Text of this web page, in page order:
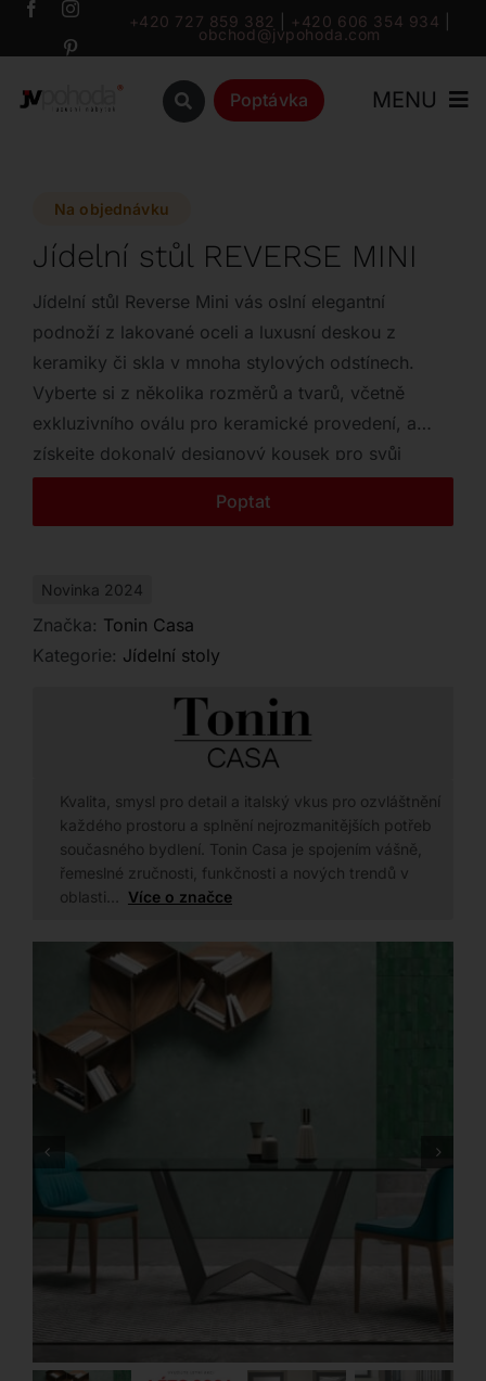
Přeskočit
+420 727 859 382 +420 606 354 934
obchod@jvpohoda.com
Poptávka MENU
Katalog
Značky
Outlet
Kontakt
Na objednávku
Jídelní stůl REVERSE MINI
Jídelní stůl Reverse Mini vás oslní elegantní
podnoží z lakované oceli a luxusní deskou z
keramiky či skla v mnoha stylových odstínech.
Vyberte si z několika rozměrů a tvarů, včetně
exkluzivního oválu pro keramické provedení, a
získejte dokonalý designový kousek pro svůj
interiér.
Poptat
Novinka 2024
Značka: Tonin Casa
Kategorie: Jídelní stoly
Kvalita, smysl pro detail a italský vkus pro ozvláštnění
každého prostoru a splnění nejrozmanitějších potřeb
současného bydlení. Tonin Casa je spojením vášně,
řemeslné zručnosti, funkčnosti a nových trendů v
oblasti… Více o značce